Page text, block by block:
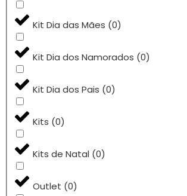
Kit Dia das Mães (0)
Kit Dia dos Namorados (0)
Kit Dia dos Pais (0)
Kits (0)
Kits de Natal (0)
Outlet (0)